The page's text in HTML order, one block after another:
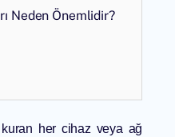
Neden Önemlidir?
her cihaz veya ağ